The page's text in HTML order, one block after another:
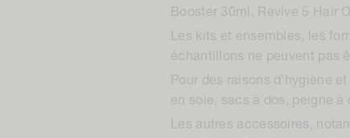
Booster 30ml, Revive 5 Hair
Les kits et ensembles, les
échantillons ne peuvent pas
Pour des raisons d'hygiène
en soie, sacs à dos, peigne
Les autres accessoires,